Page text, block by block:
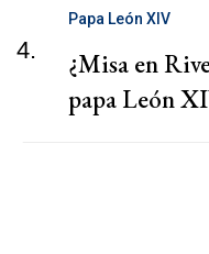
4.
Papa León XIV
¿Misa en
papa León